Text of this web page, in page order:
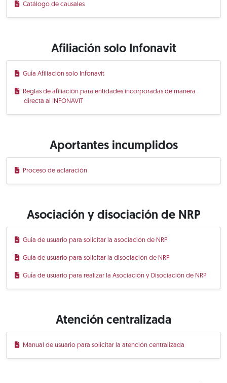
Catálogo de causales
Afiliación solo Infonavit
Guía Afiliación solo Infonavit
Reglas de afiliación para entidades incorporadas de manera
directa al INFONAVIT
Aportantes incumplidos
Proceso de aclaración
Asociación y disociación de NRP
Guía de usuario para solicitar la asociación de NRP
Guía de usuario para solicitar la disociación de NRP
Guía de usuario para realizar la Asociación y Disociación de NRP
Atención centralizada
Manual de usuario para solicitar la atención centralizada